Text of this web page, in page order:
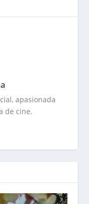
apasionada
de cine.